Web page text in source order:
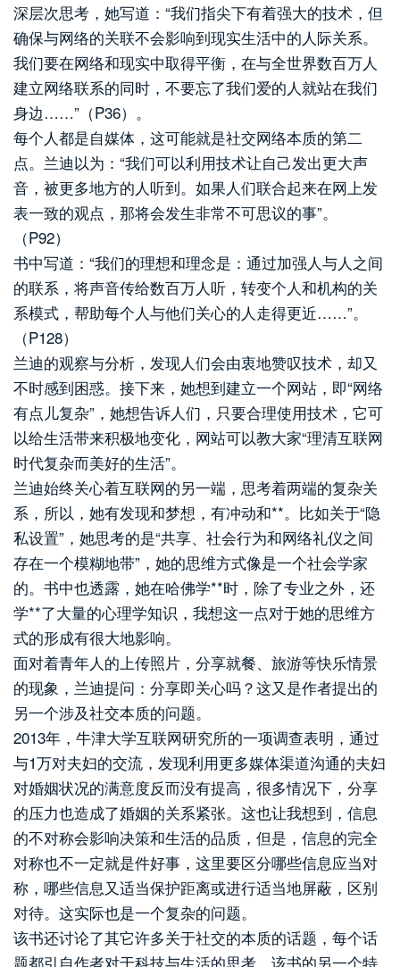
深层次思考，她写道：“我们指尖下有着强大的技术，但
确保与网络的关联不会影响到现实生活中的人际关系。
我们要在网络和现实中取得平衡，在与全世界数百万人
建立网络联系的同时，不要忘了我们爱的人就站在我们
身边……”（P36）。
每个人都是自媒体，这可能就是社交网络本质的第二
点。兰迪以为：“我们可以利用技术让自己发出更大声
音，被更多地方的人听到。如果人们联合起来在网上发
表一致的观点，那将会发生非常不可思议的事”。
（P92）
书中写道：“我们的理想和理念是：通过加强人与人之间
的联系，将声音传给数百万人听，转变个人和机构的关
系模式，帮助每个人与他们关心的人走得更近……”。
（P128）
兰迪的观察与分析，发现人们会由衷地赞叹技术，却又
不时感到困惑。接下来，她想到建立一个网站，即“网络
有点儿复杂”，她想告诉人们，只要合理使用技术，它可
以给生活带来积极地变化，网站可以教大家“理清互联网
时代复杂而美好的生活”。
兰迪始终关心着互联网的另一端，思考着两端的复杂关
系，所以，她有发现和梦想，有冲动和**。比如关于“隐
私设置”，她思考的是“共享、社会行为和网络礼仪之间
存在一个模糊地带”，她的思维方式像是一个社会学家
的。书中也透露，她在哈佛学**时，除了专业之外，还
学**了大量的心理学知识，我想这一点对于她的思维方
式的形成有很大地影响。
面对着青年人的上传照片，分享就餐、旅游等快乐情景
的现象，兰迪提问：分享即关心吗？这又是作者提出的
另一个涉及社交本质的问题。
2013年，牛津大学互联网研究所的一项调查表明，通过
与1万对夫妇的交流，发现利用更多媒体渠道沟通的夫妇
对婚姻状况的满意度反而没有提高，很多情况下，分享
的压力也造成了婚姻的关系紧张。这也让我想到，信息
的不对称会影响决策和生活的品质，但是，信息的完全
对称也不一定就是件好事，这里要区分哪些信息应当对
称，哪些信息又适当保护距离或进行适当地屏蔽，区别
对待。这实际也是一个复杂的问题。
该书还讨论了其它许多关于社交的本质的话题，每个话
题都引自作者对于科技与生活的思考。该书的另一个特